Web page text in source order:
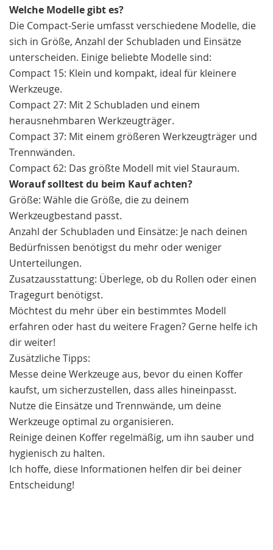
Welche Modelle gibt es?
Die Compact-Serie umfasst verschiedene Modelle, die
sich in Größe, Anzahl der Schubladen und Einsätze
unterscheiden. Einige beliebte Modelle sind:
Compact 15: Klein und kompakt, ideal für kleinere
Werkzeuge.
Compact 27: Mit 2 Schubladen und einem
herausnehmbaren Werkzeugträger.
Compact 37: Mit einem größeren Werkzeugträger und
Trennwänden.
Compact 62: Das größte Modell mit viel Stauraum.
Worauf solltest du beim Kauf achten?
Größe: Wähle die Größe, die zu deinem
Werkzeugbestand passt.
Anzahl der Schubladen und Einsätze: Je nach deinen
Bedürfnissen benötigst du mehr oder weniger
Unterteilungen.
Zusatzausstattung: Überlege, ob du Rollen oder einen
Tragegurt benötigst.
Möchtest du mehr über ein bestimmtes Modell
erfahren oder hast du weitere Fragen? Gerne helfe ich
dir weiter!
Zusätzliche Tipps:
Messe deine Werkzeuge aus, bevor du einen Koffer
kaufst, um sicherzustellen, dass alles hineinpasst.
Nutze die Einsätze und Trennwände, um deine
Werkzeuge optimal zu organisieren.
Reinige deinen Koffer regelmäßig, um ihn sauber und
hygienisch zu halten.
Ich hoffe, diese Informationen helfen dir bei deiner
Entscheidung!